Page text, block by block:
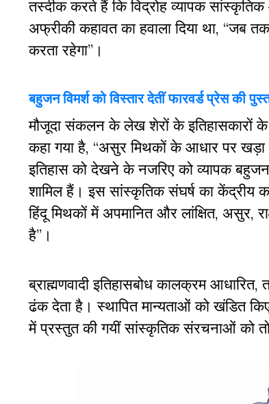
तस्दीक करते हैं कि विद्रोह व्यापक
अफ्रीकी कहावत का हवाला दिया था, “जब
करता रहेगा”।
बहुजन विमर्श को विस्तार देतीं फारवर्ड प्रेस की
मौजूदा संकलन के लेख शेरों के इतिहासकारों के
कहा गया है, “असुर मिथकों के आधार पर
इतिहास को देखने के नजरिए को व्यापक
शामिल हैं। इस सांस्कृतिक संघर्ष का केंद्रीय
हिंदू मिथकों में अपमानित और लांक्षित, असुर,
है”।
ब्राह्मणवादी इतिहासबोध कालक्रम
ढंक देता है। स्थापित मान्यताओं को खंडित
में प्रस्तुत की गयीं सांस्कृतिक संरचनाओं को